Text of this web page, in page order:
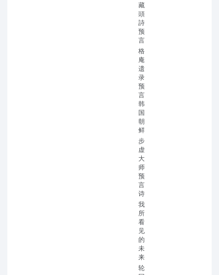
藏
頭
詩
预
言
格
庵
遗
录
预
言
韩
国
朝
鲜
步
虚
大
师
预
言
诗
我
所
看
见
的
未
来
轮